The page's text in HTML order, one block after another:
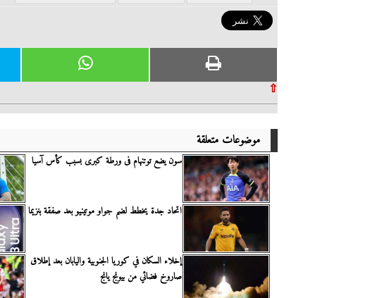
⇧
موضوعات متعلقة
سون يضع توتنهام فى ورطة كبرى بسبب كأس آسيا
اتحاد جدة يخطط لضم جواو موتينيو بعد صفقة بنزيما
إخلاء السكان في كوريا الجنوبية واليابان بعد إطلاق
صاروخ فضائي من بيونج يانج